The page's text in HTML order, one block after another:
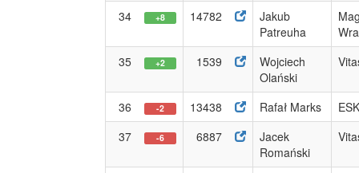
34
+8 14782
Jakub
Patreuha
35
+2 1539
Wojciech
Olański
36 -2 13438 Rafał Marks
37
-6 6887
Jacek
Romański